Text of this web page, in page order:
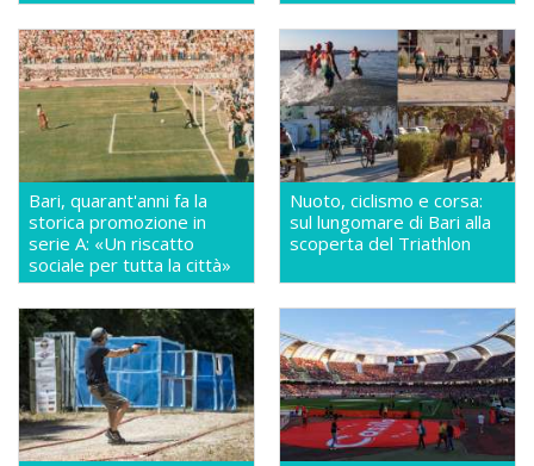
Bari, quarant'anni fa la
storica promozione in
serie A: «Un riscatto
sociale per tutta la città»
Nuoto, ciclismo e corsa:
sul lungomare di Bari alla
scoperta del Triathlon